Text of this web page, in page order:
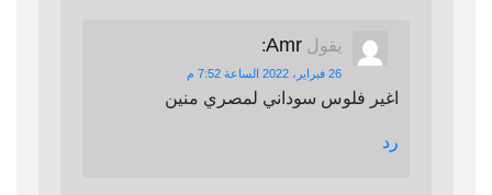
يقول Amr
:
26 فبراير، 2022 الساعة 7:52 م
اغير فلوس سوداني لمصري منين
رد